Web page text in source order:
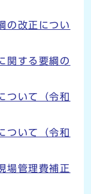
の改正につい
関する要綱の
ついて（令和
ついて（令和
場管理費補正